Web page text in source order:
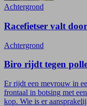
Achtergrond
Racefietser valt
Achtergrond
Biro rijdt tegen
Er rijdt een mevrouw in
frontaal in botsing met
kop. Wie is er